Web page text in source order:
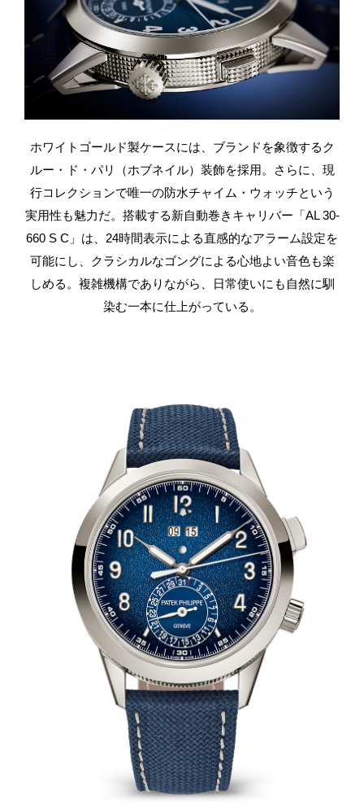
ホワイトゴールド製ケースには、ブランドを象徴するク
ルー・ド・パリ（ホブネイル）装飾を採用。
さらに、現
行コレクションで唯一の防水チャイム・ウォッチという
実用性も魅力だ。 搭載する新自動巻きキャリバー「AL 30-
660 S C」は、24時間表示による直感的なアラーム設定を
可能にし、 クラシカルなゴングによる心地よい音色も楽
しめる。 複雑機構でありながら、日常使いにも自然に馴
染む一本に仕上がっている。